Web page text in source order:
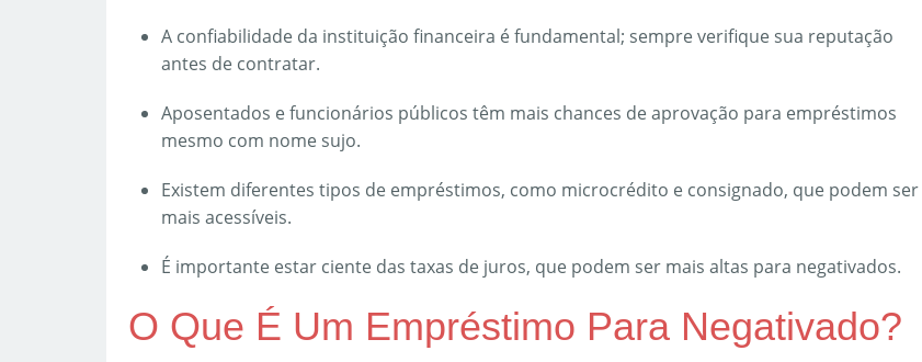
A confiabilidade da instituição financeira é fundamental; sempre verifique sua reputação
antes de contratar.
Aposentados e funcionários públicos têm mais chances de aprovação para empréstimos
mesmo com nome sujo.
Existem diferentes tipos de empréstimos, como microcrédito e consignado, que podem ser
mais acessíveis.
É importante estar ciente das taxas de juros, que podem ser mais altas para negativados.
O Que É Um Empréstimo Para Negativado?